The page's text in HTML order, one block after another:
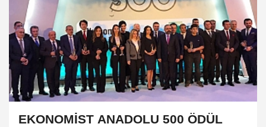
EKONOMİST ANADOLU 500 ÖDÜL